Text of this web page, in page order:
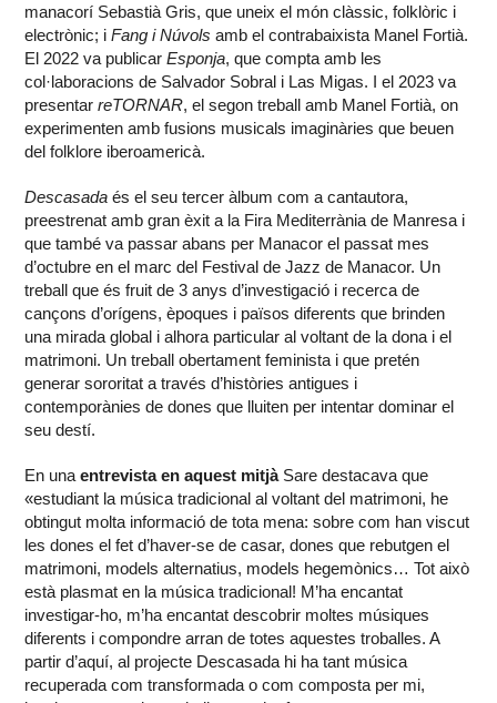
manacorí Sebastià Gris, que uneix el món clàssic, folklòric i
electrònic; iFang i Núvols amb el contrabaixista Manel Fortià.
El 2022 va publicar Esponja, que compta amb les
col·laboracions de Salvador Sobral i Las Migas. I el 2023 va
presentarreTORNAR, el segon treball amb Manel Fortià, on
experimenten amb fusions musicals imaginàries que beuen
del folklore iberoamericà.
Descasada és el seu tercer àlbum com a cantautora,
preestrenat amb gran èxit a la Fira Mediterrània de Manresa i
que també va passar abans per Manacor el passat mes
d’octubre en el marc del Festival de Jazz de Manacor. Un
treball que és fruit de 3 anys d’investigació i recerca de
cançons d’orígens, èpoques i països diferents que brinden
una mirada global i alhora particular al voltant de la dona i el
matrimoni. Un treball obertament feminista i que pretén
generar sororitat a través d’històries antigues i
contemporànies de dones que lluiten per intentar dominar el
seu destí.
En unaentrevista en aquest mitjàSare destacava que
«estudiant la música tradicional al voltant del matrimoni, he
obtingut molta informació de tota mena: sobre com han viscut
les dones el fet d’haver-se de casar, dones que rebutgen el
matrimoni, models alternatius, models hegemònics… Tot això
està plasmat en la música tradicional! M’ha encantat
investigar-ho, m’ha encantat descobrir moltes músiques
diferents i compondre arran de totes aquestes troballes. A
partir d’aquí, al projecte Descasada hi ha tant música
recuperada com transformada o com composta per mi,